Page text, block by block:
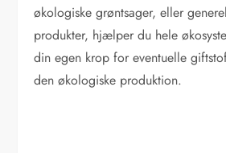
økologiske grøntsager, eller
produkter, hjælper du hele
din egen krop for eventuelle
den økologiske produktion.